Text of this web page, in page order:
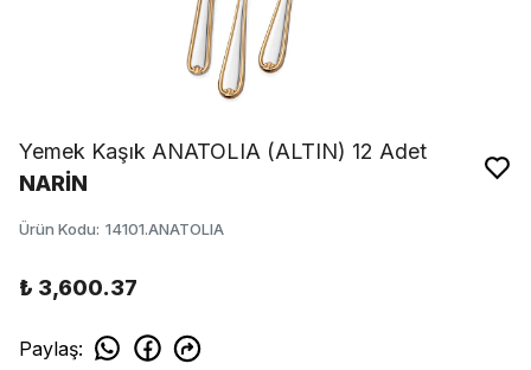
Yemek Kaşık ANATOLIA (ALTIN) 12 Adet
NARİN
Ürün Kodu: 14101.ANATOLIA
₺ 3,600.37
Paylaş: